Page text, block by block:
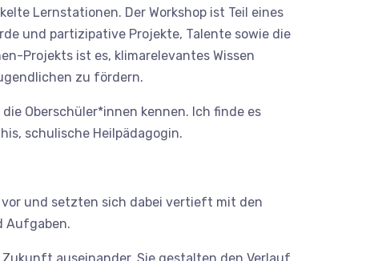
Lernstationen. Der Workshop ist Teil eines
und partizipative Projekte, Talente sowie die
Projekts ist es, klimarelevantes Wissen
zu fördern.
Oberschüler*innen kennen. Ich finde es
schulische Heilpädagogin.
und setzten sich dabei vertieft mit den
Aufgaben.